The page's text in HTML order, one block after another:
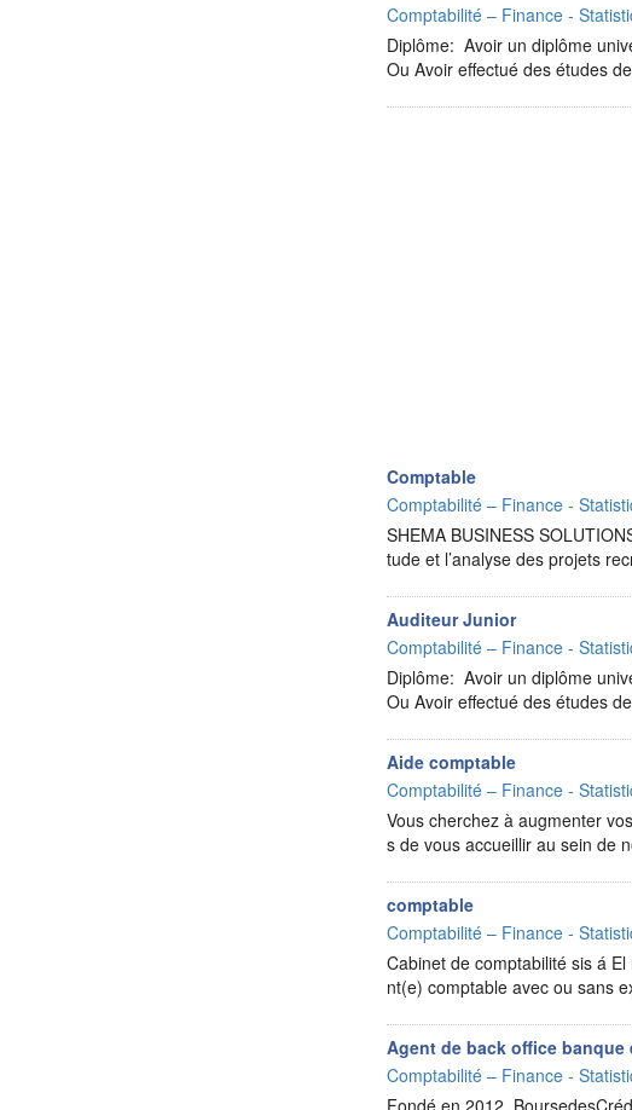
Comptabilité – Finance -
Diplôme: Avoir un diplôme
Ou Avoir effectué des études
Comptable
Comptabilité – Finance -
SHEMA BUSINESS
tude et l’analyse des projets
Auditeur Junior
Comptabilité – Finance -
Diplôme: Avoir un diplôme
Ou Avoir effectué des études
Aide comptable
Comptabilité – Finance -
Vous cherchez à augmenter
s de vous accueillir au sein de
comptable
Comptabilité – Finance -
Cabinet de comptabilité sis á
nt(e) comptable avec ou sans
Agent de back office banque
Comptabilité – Finance -
Fondé en 2012,